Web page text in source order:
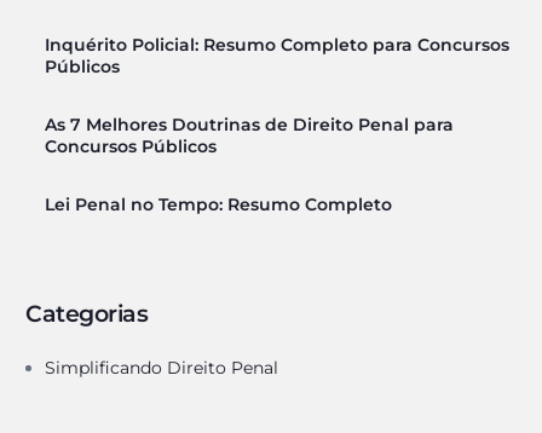
Inquérito Policial: Resumo Completo para Concursos
Públicos
As 7 Melhores Doutrinas de Direito Penal para
Concursos Públicos
Lei Penal no Tempo: Resumo Completo
Categorias
Simplificando Direito Penal